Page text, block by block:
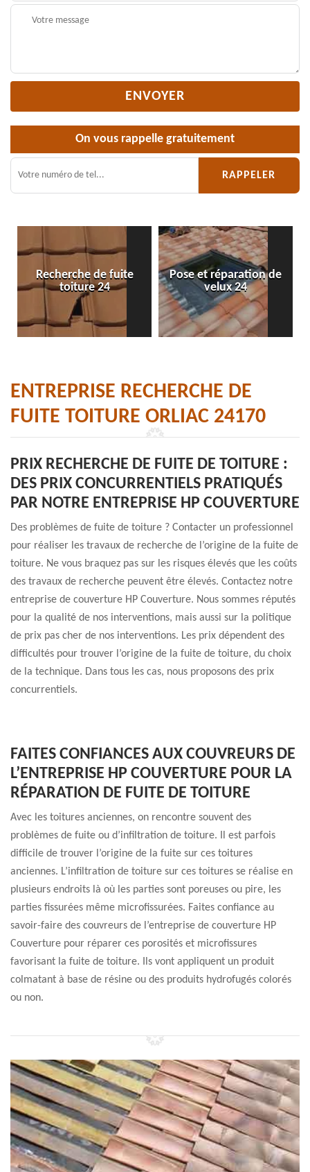
On vous rappelle gratuitement
Recherche de fuite
toiture 24
Pose et réparation de
velux 24
ENTREPRISE RECHERCHE DE
FUITE TOITURE ORLIAC 24170
PRIX RECHERCHE DE FUITE DE TOITURE :
DES PRIX CONCURRENTIELS PRATIQUÉS
PAR NOTRE ENTREPRISE HP COUVERTURE
Des problèmes de fuite de toiture ? Contacter un professionnel
pour réaliser les travaux de recherche de l’origine de la fuite de
toiture. Ne vous braquez pas sur les risques élevés que les coûts
des travaux de recherche peuvent être élevés. Contactez notre
entreprise de couverture HP Couverture. Nous sommes réputés
pour la qualité de nos interventions, mais aussi sur la politique
de prix pas cher de nos interventions. Les prix dépendent des
difficultés pour trouver l’origine de la fuite de toiture, du choix
de la technique. Dans tous les cas, nous proposons des prix
concurrentiels.
FAITES CONFIANCES AUX COUVREURS DE
L’ENTREPRISE HP COUVERTURE POUR LA
RÉPARATION DE FUITE DE TOITURE
Avec les toitures anciennes, on rencontre souvent des
problèmes de fuite ou d’infiltration de toiture. Il est parfois
difficile de trouver l’origine de la fuite sur ces toitures
anciennes. L’infiltration de toiture sur ces toitures se réalise en
plusieurs endroits là où les parties sont poreuses ou pire, les
parties fissurées même microfissurées. Faites confiance au
savoir-faire des couvreurs de l’entreprise de couverture HP
Couverture pour réparer ces porosités et microfissures
favorisant la fuite de toiture. Ils vont appliquent un produit
colmatant à base de résine ou des produits hydrofugés colorés
ou non.